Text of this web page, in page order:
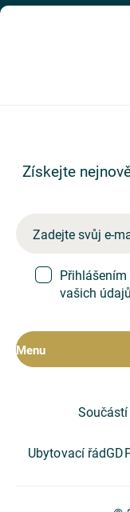
Menu
Konference
Získejte
vašich
Ubytovací řád